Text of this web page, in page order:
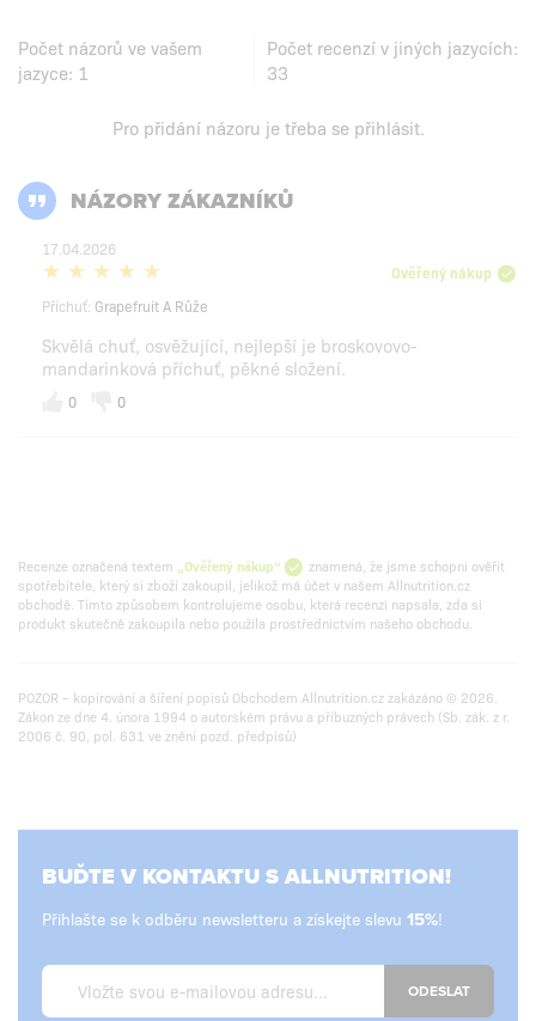
Počet názorů ve vašem
jazyce: 1
Počet recenzí v jiných jazycích:
33
Pro přidání názoru je třeba se přihlásit.
NÁZORY ZÁKAZNÍKŮ
17.04.2026
Ověřený nákup
Příchuť: Grapefruit A Růže
Skvělá chuť, osvěžující, nejlepší je broskovovo-
mandarinková příchuť, pěkné složení.
0 0
Recenze označená textem „Ověřený nákup“
znamená, že jsme schopni ověřit
spotřebitele, který si zboží zakoupil, jelikož má účet v našem Allnutrition.cz
obchodě. Tímto způsobem kontrolujeme osobu, která recenzi napsala, zda si
produkt skutečně zakoupila nebo použila prostřednictvím našeho obchodu.
POZOR – kopírování a šíření popisů Obchodem Allnutrition.cz zakázáno © 2026.
Zákon ze dne 4. února 1994 o autorském právu a příbuzných právech (Sb. zák. z r.
2006 č. 90, pol. 631 ve znění pozd. předpisů)
BUĎTE V KONTAKTU S ALLNUTRITION!
Přihlašte se k odběru newsletteru a získejte slevu !
ODESLAT